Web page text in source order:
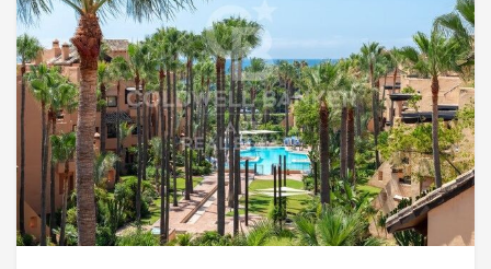
de seguridad Ideal tanto para negocio propio como para
inversión, con una alta demanda de alquiler en la zona.
#ref:CBSH1337